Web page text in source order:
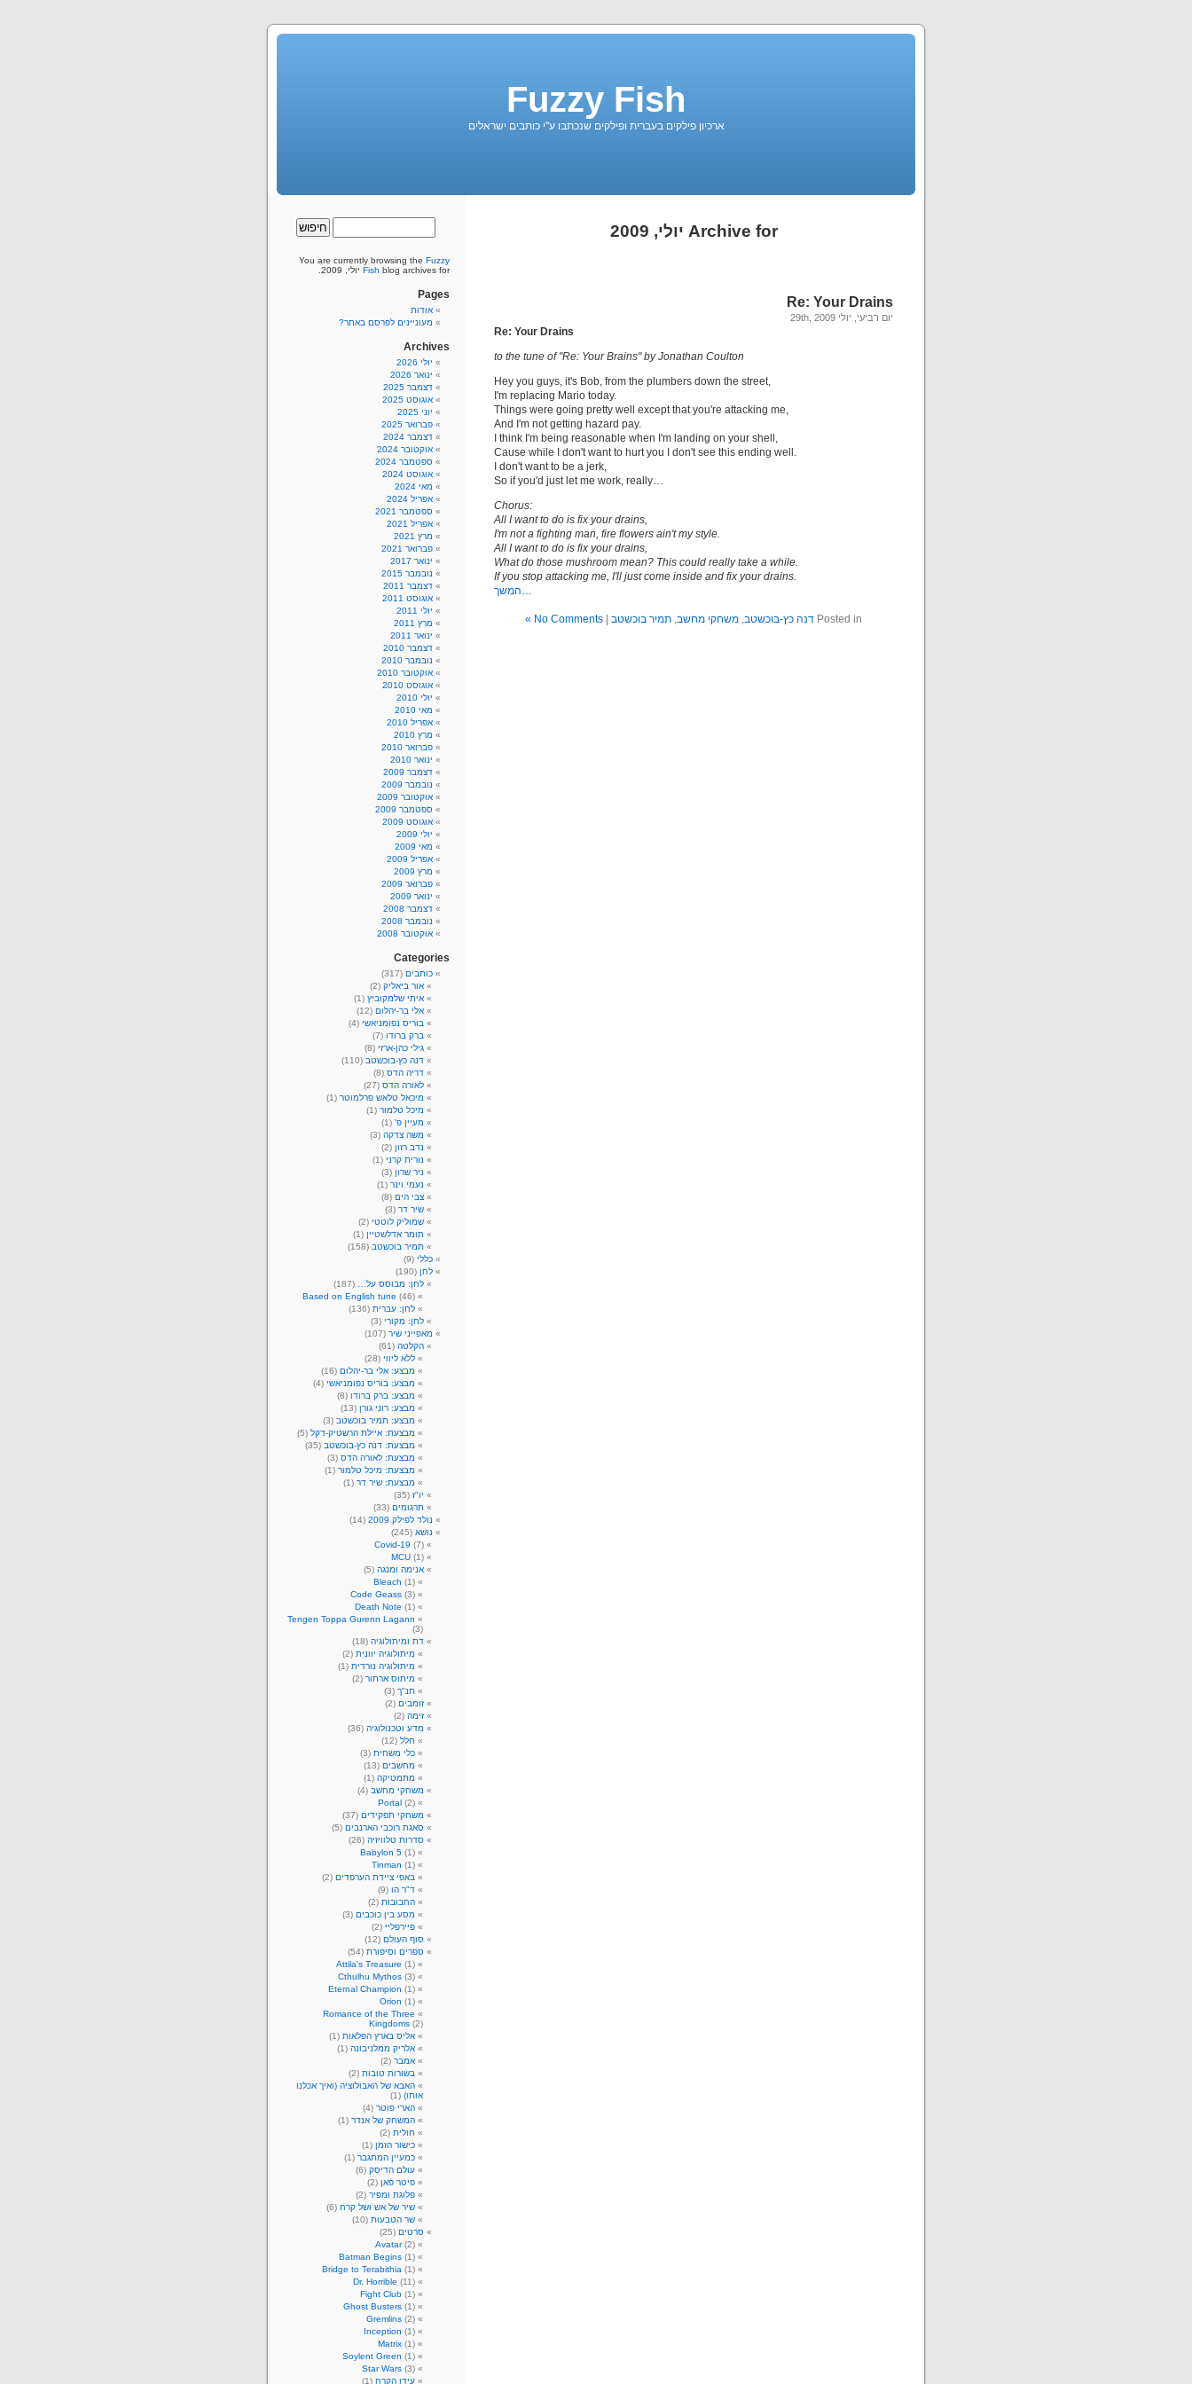
Fuzzy Fish
ארכיון פילקים בעברית ופילקים שנכתבו ע"י כותבים ישראלים
Archive for יולי, 2009
Re: Your Drains
יום רביעי, יולי 29th, 2009
Re: Your Drains
to the tune of "Re: Your Brains" by Jonathan Coulton
Hey you guys, it's Bob, from the plumbers down the street,
I'm replacing Mario today.
Things were going pretty well except that you're attacking me,
And I'm not getting hazard pay.
I think I'm being reasonable when I'm landing on your shell,
Cause while I don't want to hurt you I don't see this ending well.
I don't want to be a jerk,
So if you'd just let me work, really…
Chorus:
All I want to do is fix your drains,
I'm not a fighting man, fire flowers ain't my style.
All I want to do is fix your drains,
What do those mushroom mean? This could really take a while.
If you stop attacking me, I'll just come inside and fix your drains.
המשך…
Posted in דנה כץ-בוכשטב, משחקי מחשב, תמיר בוכשטב No Comments »
You are currently browsing the Fuzzy
Fish blog archives for יולי, 2009.
Pages
אודות
מעוניינים לפרסם באתר?
Archives
יולי 2026
ינואר 2026
דצמבר 2025
אוגוסט 2025
יוני 2025
פברואר 2025
דצמבר 2024
אוקטובר 2024
ספטמבר 2024
אוגוסט 2024
מאי 2024
אפריל 2024
ספטמבר 2021
אפריל 2021
מרץ 2021
פברואר 2021
ינואר 2017
נובמבר 2015
דצמבר 2011
אוגוסט 2011
יולי 2011
מרץ 2011
ינואר 2011
דצמבר 2010
נובמבר 2010
אוקטובר 2010
אוגוסט 2010
יולי 2010
מאי 2010
אפריל 2010
מרץ 2010
פברואר 2010
ינואר 2010
דצמבר 2009
נובמבר 2009
אוקטובר 2009
ספטמבר 2009
אוגוסט 2009
יולי 2009
מאי 2009
אפריל 2009
מרץ 2009
פברואר 2009
ינואר 2009
דצמבר 2008
נובמבר 2008
אוקטובר 2008
Categories
כותבים (317)
אור ביאליק (2)
איתי שלמקוביץ (1)
אלי בר-יהלום (12)
בוריס נפומניאשי (4)
ברק ברודו (7)
גילי כהן-ארזי (8)
דנה כץ-בוכשטב (110)
דריה הדס (8)
לאורה הדס (27)
מיכאל טלאש פרלמוטר (1)
מיכל טלמור (1)
מעיין פ' (1)
משה צדקה (3)
נדב רזון (2)
נורית קרני (1)
ניר שרון (3)
נעמי וינר (1)
צבי הים (8)
שיר דר (3)
שמוליק לוטטי (2)
תומר אדלשטיין (1)
תמיר בוכשטב (158)
כללי (9)
לחן (190)
לחן: מבוסס על…
(187)
Based on English tune (46)
לחן: עברית (136)
לחן: מקורי (3)
מאפייני שיר (107)
הקלטה (61)
ללא ליווי (28)
מבצע: אלי בר-יהלום (16)
מבצע: בוריס נפומניאשי (4)
מבצע: ברק ברודו (8)
מבצע: רוני גורן (13)
מבצע: תמיר בוכשטב (3)
מבצעת: איילת הרשטיק-דקל (5)
מבצעת: דנה כץ-בוכשטב (35)
מבצעת: לאורה הדס (3)
מבצעת: מיכל טלמור (1)
מבצעת: שיר דר (1)
יו"ז (35)
תרגומים (33)
נולד לפילק 2009
(14)
נושא (245)
Covid-19 (7)
MCU (1)
אנימה ומנגה (5)
Bleach (1)
Code Geass (3)
Death Note (1)
Tengen Toppa Gurenn Lagann
(3)
דת ומיתולוגיה (18)
מיתולוגיה יוונית (2)
מיתולוגיה נורדית (1)
מיתוס ארתור (2)
תנ"ך (3)
זומבים (2)
זימה (2)
מדע וטכנולוגיה (36)
חלל (12)
כלי משחית (3)
מחשבים (13)
מתמטיקה (1)
משחקי מחשב (4)
Portal (2)
משחקי תפקידים (37)
סאגת רוכבי הארנבים (5)
סדרות טלוויזיה (26)
Babylon 5 (1)
Tinman (1)
באפי ציידת הערפדים (2)
ד"ר הו (9)
החבובות (2)
מסע בין כוכבים (3)
פיירפליי (2)
סוף העולם (12)
ספרים וסיפורת (54)
Attila's Treasure (1)
Cthulhu Mythos (3)
Eternal Champion (1)
Orion (1)
Romance of the Three
Kingdoms (2)
אליס בארץ הפלאות (1)
אלריק ממלניבונה (1)
אמבר (2)
בשורות טובות (2)
האבא של האבולוציה (ואיך אכלנו
אותו) (1)
הארי פוטר (4)
המשחק של אנדר (1)
חולית (2)
כישור הזמן (1)
כמעיין המתגבר (1)
עולם הדיסק (6)
פיטר פאן (2)
פלוגת ומפיר (2)
שיר של אש ושל קרח (6)
שר הטבעות (10)
סרטים (25)
Avatar(2)
Batman Begins (1)
Bridge to Terabithia (1)
Dr. Horrible (11)
Fight Club (1)
Ghost Busters (1)
Gremlins (2)
Inception (1)
Matrix (1)
Soylent Green (1)
Star Wars (3)
עידן הקרח (1)